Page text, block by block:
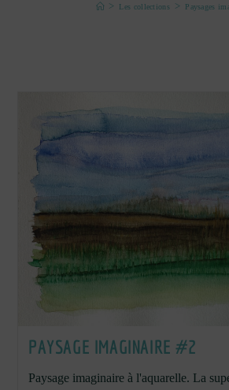
> Les collections > Paysages
PAYSAGE IMAGINAIRE #2
Paysage imaginaire à l'aquarelle. La